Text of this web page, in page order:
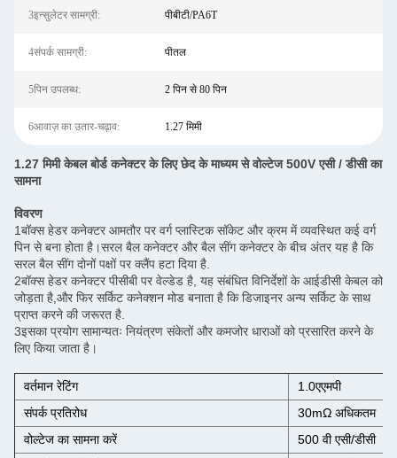
3इन्सुलेटर सामग्री: पीबीटी/PA6T
4संपर्क सामग्री: पीतल
5पिन उपलब्ध: 2 पिन से 80 पिन
6आवाज़ का उतार-चढ़ाव: 1.27 मिमी
1.27 मिमी केबल बोर्ड कनेक्टर के लिए छेद के माध्यम से वोल्टेज 500V एसी / डीसी का
सामना
विवरण
1बॉक्स हेडर कनेक्टर आमतौर पर वर्ग प्लास्टिक सॉकेट और क्रम में व्यवस्थित कई वर्ग
पिन से बना होता है।सरल बैल कनेक्टर और बैल सींग कनेक्टर के बीच अंतर यह है कि
सरल बैल सींग दोनों पक्षों पर क्लैंप हटा दिया है.
2बॉक्स हेडर कनेक्टर पीसीबी पर वेल्डेड है, यह संबंधित विनिर्देशों के आईडीसी केबल को
जोड़ता है,और फिर सर्किट कनेक्शन मोड बनाता है कि डिजाइनर अन्य सर्किट के साथ
प्राप्त करने की जरूरत है.
3इसका प्रयोग सामान्यतः नियंत्रण संकेतों और कमजोर धाराओं को प्रसारित करने के
लिए किया जाता है।
वर्तमान रेटिंग
1.0एएमपी
संपर्क प्रतिरोध
30mΩ अधिकतम
वोल्टेज का सामना करें
500 वी एसी/डीसी